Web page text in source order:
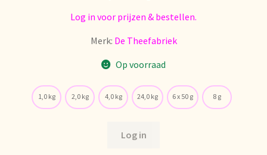
Log in voor prijzen & bestellen.
Merk: De Theefabriek
Op voorraad
1,0 kg 2,0 kg 4,0 kg 24,0 kg 6 x 50 g 8 g
Log in